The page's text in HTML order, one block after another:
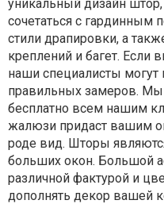
уникальный дизайн
сочетаться с гардинным
стили драпировки, а
креплений и багет. Если
наши специалисты могут
правильных замеров. Мы
бесплатно всем нашим
жалюзи придаст вашим
роде вид. Шторы
больших окон. Большой
различной фактурой и
дополнять декор вашей